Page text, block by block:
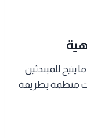
للمبتدئين
منظمة بطريقة